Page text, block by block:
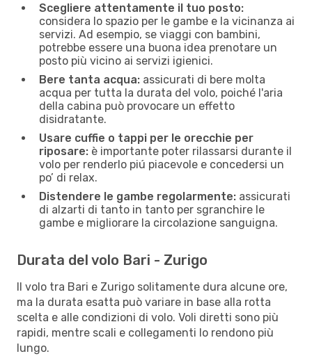
Scegliere attentamente il tuo posto:
considera lo spazio per le gambe e la vicinanza ai
servizi. Ad esempio, se viaggi con bambini,
potrebbe essere una buona idea prenotare un
posto più vicino ai servizi igienici.
Bere tanta acqua: assicurati di bere molta
acqua per tutta la durata del volo, poiché l'aria
della cabina può provocare un effetto
disidratante.
Usare cuffie o tappi per le orecchie per
riposare: è importante poter rilassarsi durante il
volo per renderlo piú piacevole e concedersi un
po’ di relax.
Distendere le gambe regolarmente: assicurati
di alzarti di tanto in tanto per sgranchire le
gambe e migliorare la circolazione sanguigna.
Durata del volo Bari - Zurigo
Il volo tra Bari e Zurigo solitamente dura alcune ore,
ma la durata esatta può variare in base alla rotta
scelta e alle condizioni di volo. Voli diretti sono più
rapidi, mentre scali e collegamenti lo rendono più
lungo.